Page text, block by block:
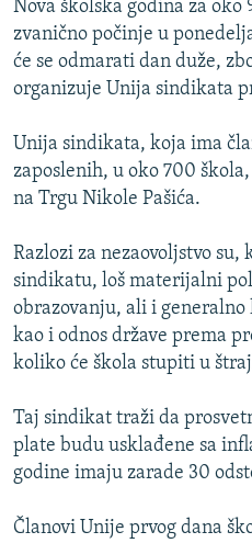
FOTOGALERIJE
INFOGRAFIKE
RAT U UKRAJINI
KINA NA BALKANU
RSE PRIČE IZ SVIJETA
ISPRIČAJ MI
DNEVNO@RSE
SPECIJALI RSE
VIŠE OD NASLOVA
GENOCID U SREBRENICI
POPLAVE I KLIZIŠTA U BIH 2024.
TV LIBERTY
POST SCRIPTUM
MOJA EVROPA
TRI DECENIJE OD RATA U BIH
SVE KARTE DEJTONA
PRATITE NAS
Sve RFE/RL stranice
Nova školska godina za
zvanično počinje u
će se odmarati dan duže,
organizuje Unija sindikata
Unija sindikata, koja ima
zaposlenih, u oko 700
na Trgu Nikole Pašića.
Razlozi za nezaovoljstvo su,
sindikatu, loš materijalni
obrazovanju, ali i generalno
kao i odnos države prema
koliko će škola stupiti u
Taj sindikat traži da
plate budu usklađene sa
godine imaju zarade 30
Članovi Unije prvog dana